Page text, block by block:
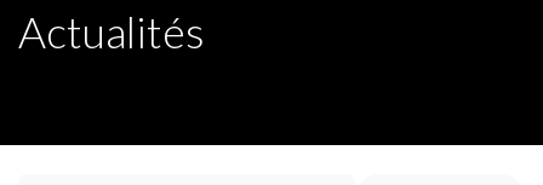
Actualités